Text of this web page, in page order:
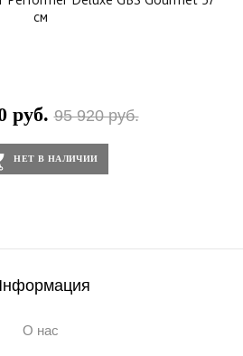
см
руб.95 920 руб.
НЕТ В НАЛИЧИИ
О нас